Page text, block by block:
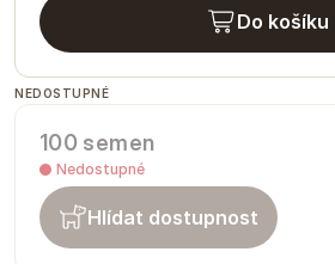
Do košíku
NEDOSTUPNÉ
100 semen
Nedostupné
Hlídat dostupnost